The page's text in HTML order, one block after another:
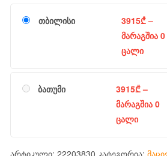
თბილისი 3915₾–
მარაგშია 0
ცალი
ბათუმი 3915₾–
მარაგშია 0
ცალი